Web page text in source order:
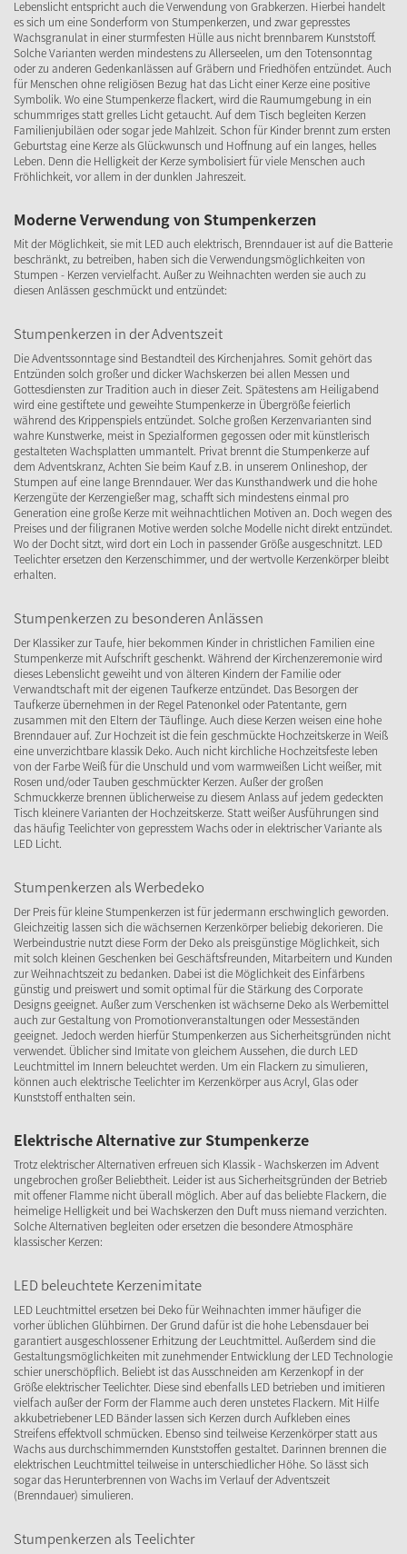
Lebenslicht entspricht auch die Verwendung von Grabkerzen. Hierbei handelt
es sich um eine Sonderform von Stumpenkerzen, und zwar gepresstes
Wachsgranulat in einer sturmfesten Hülle aus nicht brennbarem Kunststoff.
Solche Varianten werden mindestens zu Allerseelen, um den Totensonntag
oder zu anderen Gedenkanlässen auf Gräbern und Friedhöfen entzündet. Auch
für Menschen ohne religiösen Bezug hat das Licht einer Kerze eine positive
Symbolik. Wo eine Stumpenkerze flackert, wird die Raumumgebung in ein
schummriges statt grelles Licht getaucht. Auf dem Tisch begleiten Kerzen
Familienjubiläen oder sogar jede Mahlzeit. Schon für Kinder brennt zum ersten
Geburtstag eine Kerze als Glückwunsch und Hoffnung auf ein langes, helles
Leben. Denn die Helligkeit der Kerze symbolisiert für viele Menschen auch
Fröhlichkeit, vor allem in der dunklen Jahreszeit.
Moderne Verwendung von Stumpenkerzen
Mit der Möglichkeit, sie mit LED auch elektrisch, Brenndauer ist auf die Batterie
beschränkt, zu betreiben, haben sich die Verwendungsmöglichkeiten von
Stumpen - Kerzen vervielfacht. Außer zu Weihnachten werden sie auch zu
diesen Anlässen geschmückt und entzündet:
Stumpenkerzen in der Adventszeit
Die Adventssonntage sind Bestandteil des Kirchenjahres. Somit gehört das
Entzünden solch großer und dicker Wachskerzen bei allen Messen und
Gottesdiensten zur Tradition auch in dieser Zeit. Spätestens am Heiligabend
wird eine gestiftete und geweihte Stumpenkerze in Übergröße feierlich
während des Krippenspiels entzündet. Solche großen Kerzenvarianten sind
wahre Kunstwerke, meist in Spezialformen gegossen oder mit künstlerisch
gestalteten Wachsplatten ummantelt. Privat brennt die Stumpenkerze auf
dem Adventskranz, Achten Sie beim Kauf z.B. in unserem Onlineshop, der
Stumpen auf eine lange Brenndauer. Wer das Kunsthandwerk und die hohe
Kerzengüte der Kerzengießer mag, schafft sich mindestens einmal pro
Generation eine große Kerze mit weihnachtlichen Motiven an. Doch wegen des
Preises und der filigranen Motive werden solche Modelle nicht direkt entzündet.
Wo der Docht sitzt, wird dort ein Loch in passender Größe ausgeschnitzt. LED
Teelichter ersetzen den Kerzenschimmer, und der wertvolle Kerzenkörper bleibt
erhalten.
Stumpenkerzen zu besonderen Anlässen
Der Klassiker zur Taufe, hier bekommen Kinder in christlichen Familien eine
Stumpenkerze mit Aufschrift geschenkt. Während der Kirchenzeremonie wird
dieses Lebenslicht geweiht und von älteren Kindern der Familie oder
Verwandtschaft mit der eigenen Taufkerze entzündet. Das Besorgen der
Taufkerze übernehmen in der Regel Patenonkel oder Patentante, gern
zusammen mit den Eltern der Täuflinge. Auch diese Kerzen weisen eine hohe
Brenndauer auf. Zur Hochzeit ist die fein geschmückte Hochzeitskerze in Weiß
eine unverzichtbare klassik Deko. Auch nicht kirchliche Hochzeitsfeste leben
von der Farbe Weiß für die Unschuld und vom warmweißen Licht weißer, mit
Rosen und/oder Tauben geschmückter Kerzen. Außer der großen
Schmuckkerze brennen üblicherweise zu diesem Anlass auf jedem gedeckten
Tisch kleinere Varianten der Hochzeitskerze. Statt weißer Ausführungen sind
das häufig Teelichter von gepresstem Wachs oder in elektrischer Variante als
LED Licht.
Stumpenkerzen als Werbedeko
Der Preis für kleine Stumpenkerzen ist für jedermann erschwinglich geworden.
Gleichzeitig lassen sich die wächsernen Kerzenkörper beliebig dekorieren. Die
Werbeindustrie nutzt diese Form der Deko als preisgünstige Möglichkeit, sich
mit solch kleinen Geschenken bei Geschäftsfreunden, Mitarbeitern und Kunden
zur Weihnachtszeit zu bedanken. Dabei ist die Möglichkeit des Einfärbens
günstig und preiswert und somit optimal für die Stärkung des Corporate
Designs geeignet. Außer zum Verschenken ist wächserne Deko als Werbemittel
auch zur Gestaltung von Promotionveranstaltungen oder Messeständen
geeignet. Jedoch werden hierfür Stumpenkerzen aus Sicherheitsgründen nicht
verwendet. Üblicher sind Imitate von gleichem Aussehen, die durch LED
Leuchtmittel im Innern beleuchtet werden. Um ein Flackern zu simulieren,
können auch elektrische Teelichter im Kerzenkörper aus Acryl, Glas oder
Kunststoff enthalten sein.
Elektrische Alternative zur Stumpenkerze
Trotz elektrischer Alternativen erfreuen sich Klassik - Wachskerzen im Advent
ungebrochen großer Beliebtheit. Leider ist aus Sicherheitsgründen der Betrieb
mit offener Flamme nicht überall möglich. Aber auf das beliebte Flackern, die
heimelige Helligkeit und bei Wachskerzen den Duft muss niemand verzichten.
Solche Alternativen begleiten oder ersetzen die besondere Atmosphäre
klassischer Kerzen:
LED beleuchtete Kerzenimitate
LED Leuchtmittel ersetzen bei Deko für Weihnachten immer häufiger die
vorher üblichen Glühbirnen. Der Grund dafür ist die hohe Lebensdauer bei
garantiert ausgeschlossener Erhitzung der Leuchtmittel. Außerdem sind die
Gestaltungsmöglichkeiten mit zunehmender Entwicklung der LED Technologie
schier unerschöpflich. Beliebt ist das Ausschneiden am Kerzenkopf in der
Größe elektrischer Teelichter. Diese sind ebenfalls LED betrieben und imitieren
vielfach außer der Form der Flamme auch deren unstetes Flackern. Mit Hilfe
akkubetriebener LED Bänder lassen sich Kerzen durch Aufkleben eines
Streifens effektvoll schmücken. Ebenso sind teilweise Kerzenkörper statt aus
Wachs aus durchschimmernden Kunststoffen gestaltet. Darinnen brennen die
elektrischen Leuchtmittel teilweise in unterschiedlicher Höhe. So lässt sich
sogar das Herunterbrennen von Wachs im Verlauf der Adventszeit
(Brenndauer) simulieren.
Stumpenkerzen als Teelichter